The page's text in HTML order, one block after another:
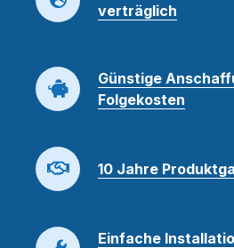
verträglich
Günstige
Folgekosten
10 Jahre
Einfache